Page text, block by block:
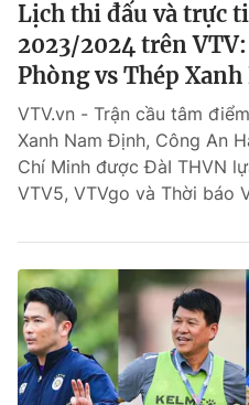
Lịch thi đấu và trực
2023/2024 trên
Phòng vs Thép
VTV.vn - Trận cầu tâm
Xanh Nam Định, Công An
Chí Minh được ĐàI THVN
VTV5, VTVgo và Thời báo